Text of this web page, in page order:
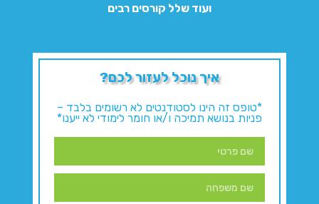
ועוד שלל קורסים רבים
איך נוכל לעזור לכם?
*טופס זה הינו לסטודנטים לא רשומים בלבד –
פניות בנושא תמיכה ו/או חומר לימודי לא ייענו*